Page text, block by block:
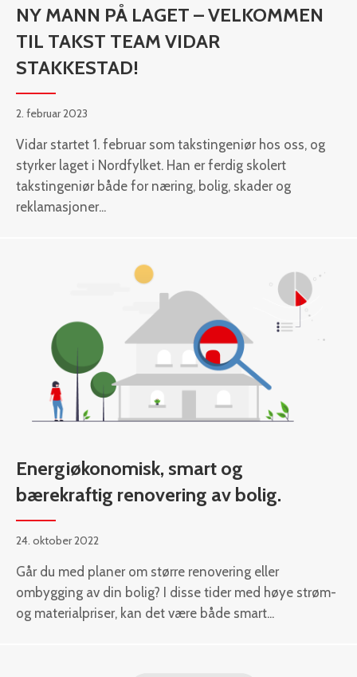
NY MANN PÅ LAGET – VELKOMMEN
TIL TAKST TEAM VIDAR
STAKKESTAD!
2. februar 2023
Vidar startet 1. februar som takstingeniør hos oss, og
styrker laget i Nordfylket. Han er ferdig skolert
takstingeniør både for næring, bolig, skader og
reklamasjoner...
Energiøkonomisk, smart og
bærekraftig renovering av bolig.
24. oktober 2022
Går du med planer om større renovering eller
ombygging av din bolig? I disse tider med høye strøm-
og materialpriser, kan det være både smart...